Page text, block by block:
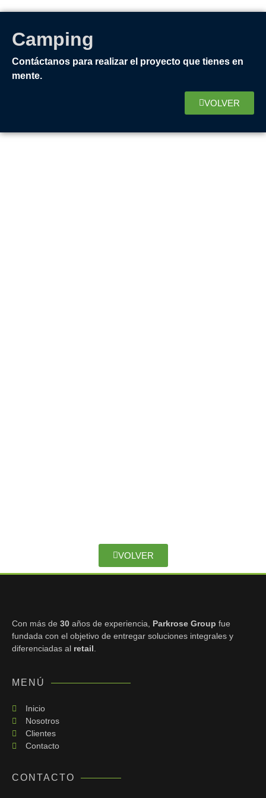
Camping
Contáctanos para realizar el proyecto que tienes en
mente.
VOLVER
VOLVER
Con más de 30 años de experiencia, Parkrose Group fue
fundada con el objetivo de entregar soluciones integrales y
diferenciadas al retail
MENÚ
Inicio
Nosotros
Clientes
Contacto
CONTACTO